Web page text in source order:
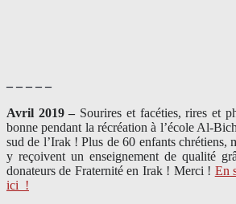
– – – – –
Avril 2019 – Sourires et facéties, rires et
bonne pendant la récréation à l’école Al-
sud de l’Irak ! Plus de 60 enfants chrétiens,
y reçoivent un enseignement de qualité
donateurs de Fraternité en Irak ! Merci ! En
ici !